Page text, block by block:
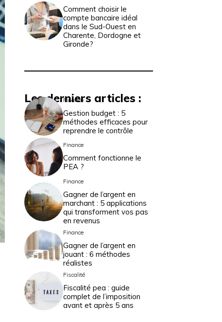
Comment choisir le
compte bancaire idéal
dans le Sud-Ouest en
Charente, Dordogne et
Gironde?
Les derniers articles :
Finance
Gestion budget : 5
méthodes efficaces pour
reprendre le contrôle
Finance
Comment fonctionne le
PEA ?
Finance
Gagner de l’argent en
marchant : 5 applications
qui transforment vos pas
en revenus
Finance
Gagner de l’argent en
jouant : 6 méthodes
réalistes
Fiscalité
Fiscalité pea : guide
complet de l’imposition
avant et après 5 ans